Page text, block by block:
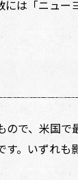
は「ニュー
ので、米国
。いずれ